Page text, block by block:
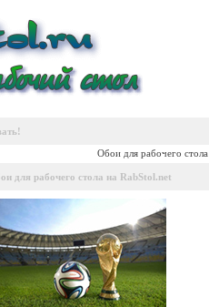
Обои для рабочего
для рабочего стола на RabStol.net